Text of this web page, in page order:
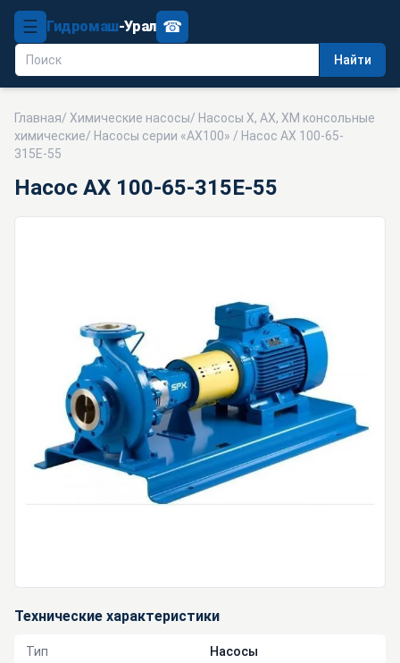
☰ Гидромаш-Урал
Найти
☎
Главная/ Химические насосы/ Насосы Х, АХ, ХМ консольные
химические/ Насосы серии «АХ100» / Насос АХ 100-65-
315Е-55
Насос АХ 100-65-315Е-55
Технические характеристики
Тип Насосы